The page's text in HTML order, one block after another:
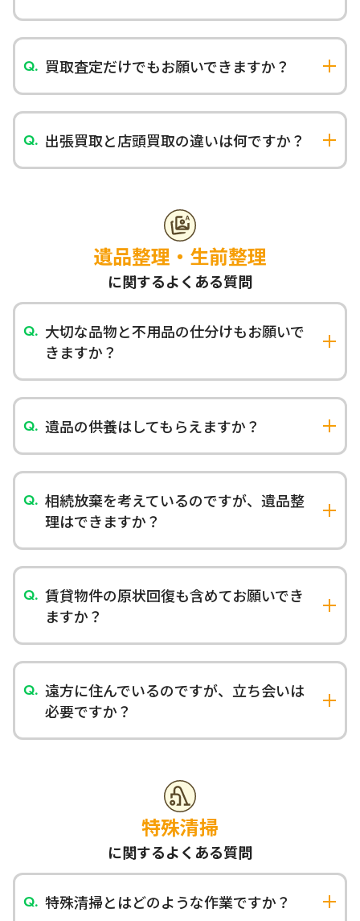
買取できなかった品物は、ご希望に応じて回収も
承っております。買取査定だけでもお気軽にご利用
ください。
買取査定だけでもお願いできますか？
はい、査定のみでも承ります。査定料は無料です。
「価値があるかわからない」「金額だけ確認した
い」という場合もお気軽にご相談ください。
出張買取と店頭買取の違いは何ですか？
出張買取はご自宅にお伺いして査定・買取する方
取は店舗にお持ちいただく方法で、予約不要でそ
の場で査定・買取が可能です。
遺品整理・生前整理
に関するよくある質問
大切な品物と不用品の仕分けもお願いで
きますか？
はい、お客様と一緒に丁寧に仕分け作業を行いま
す。貴重品や思い出の品は別途保管し、重要書類
の探索も承ります。
遺品の供養はしてもらえますか？
ご希望の方には、提携寺院での合同供養やお焚き
上げを手配いたします。仏壇・お位牌・人形など
も心を込めてご供養いたします。
相続放棄を考えているのですが、遺品整
理はできますか？
相続放棄をお考えの場合は、法的な問題が発生す
る可能性があるため、事前に専門家（弁護士等）
にご相談されることをお勧めします。
賃貸物件の原状回復も含めてお願いでき
ますか？
はい、ハウスクリーニングや簡単な修繕も含めた
トータルサービスを提供しております。退去期限
に間に合うよう迅速に対応いたします。
遠方に住んでいるのですが、立ち会いは
必要ですか？
遠方の場合は立ち会いなしでの作業も可能です。
特殊清掃
に関するよくある質問
特殊清掃とはどのような作業ですか？